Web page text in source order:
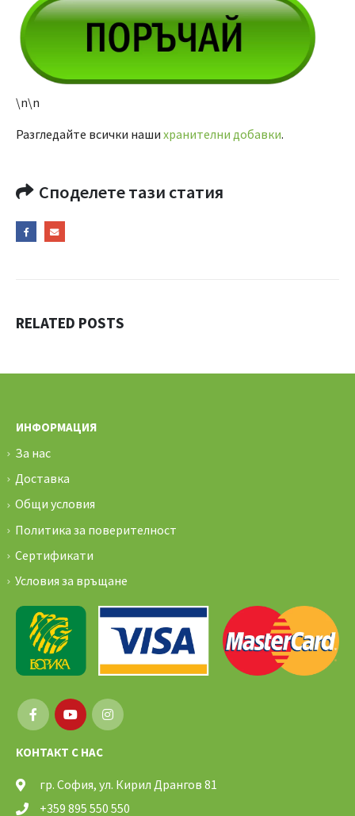
\n\n
Разгледайте всички наши хранителни добавки.
Споделете тази статия
RELATED POSTS
ИНФОРМАЦИЯ
За нас
Доставка
Общи условия
Политика за поверителност
Сертификати
Условия за връщане
КОНТАКТ С НАС
гр. София, ул. Кирил Дрангов 81
+359 895 550 550